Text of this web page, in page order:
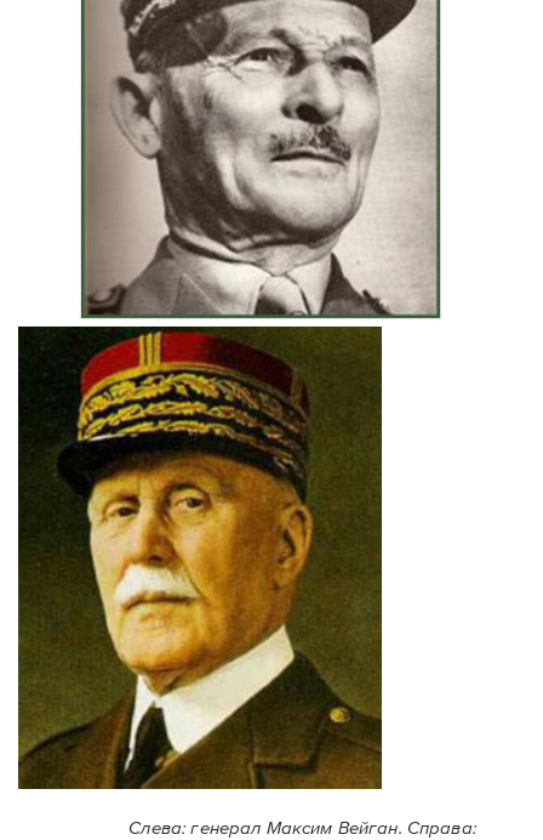
Слева: генерал Максим Вейган. Справа: